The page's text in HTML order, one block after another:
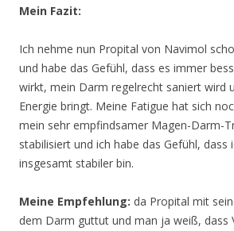
Mein Fazit:
Ich nehme nun Propital von Navimol
und habe das Gefühl, dass es immer
wirkt, mein Darm regelrecht saniert wird
Energie bringt. Meine Fatigue hat sich
mein sehr empfindsamer Magen-Darm-
stabilisiert und ich habe das Gefühl, dass
insgesamt stabiler bin.
Meine Empfehlung: da Propital mit
dem Darm guttut und man ja weiß, dass